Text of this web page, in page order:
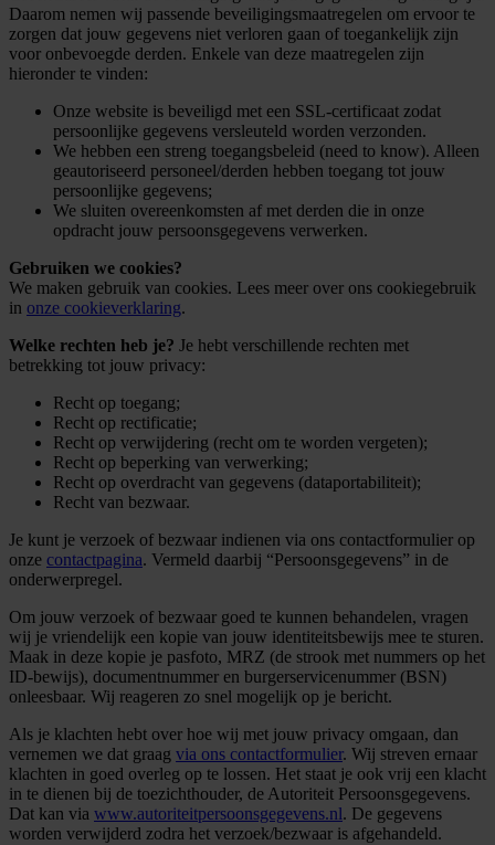
Daarom nemen wij passende beveiligingsmaatregelen om ervoor te
zorgen dat jouw gegevens niet verloren gaan of toegankelijk zijn
voor onbevoegde derden. Enkele van deze maatregelen zijn
hieronder te vinden:
Onze website is beveiligd met een SSL-certificaat zodat
persoonlijke gegevens versleuteld worden verzonden.
We hebben een streng toegangsbeleid (need to know). Alleen
geautoriseerd personeel/derden hebben toegang tot jouw
persoonlijke gegevens;
We sluiten overeenkomsten af met derden die in onze
opdracht jouw persoonsgegevens verwerken.
Gebruiken we cookies?
We maken gebruik van cookies. Lees meer over ons cookiegebruik
in onze cookieverklaring.
Welke rechten heb je? Je hebt verschillende rechten met
betrekking tot jouw privacy:
Recht op toegang;
Recht op rectificatie;
Recht op verwijdering (recht om te worden vergeten);
Recht op beperking van verwerking;
Recht op overdracht van gegevens (dataportabiliteit);
Recht van bezwaar.
Je kunt je verzoek of bezwaar indienen via ons contactformulier op
onze contactpagina. Vermeld daarbij “Persoonsgegevens” in de
onderwerpregel.
Om jouw verzoek of bezwaar goed te kunnen behandelen, vragen
wij je vriendelijk een kopie van jouw identiteitsbewijs mee te sturen.
Maak in deze kopie je pasfoto, MRZ (de strook met nummers op het
ID-bewijs), documentnummer en burgerservicenummer (BSN)
onleesbaar. Wij reageren zo snel mogelijk op je bericht.
Als je klachten hebt over hoe wij met jouw privacy omgaan, dan
vernemen we dat graag via ons contactformulier. Wij streven ernaar
klachten in goed overleg op te lossen. Het staat je ook vrij een klacht
in te dienen bij de toezichthouder, de Autoriteit Persoonsgegevens.
Dat kan via www.autoriteitpersoonsgegevens.nl. De gegevens
worden verwijderd zodra het verzoek/bezwaar is afgehandeld.